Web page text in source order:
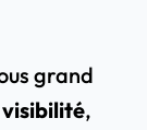
grand
,